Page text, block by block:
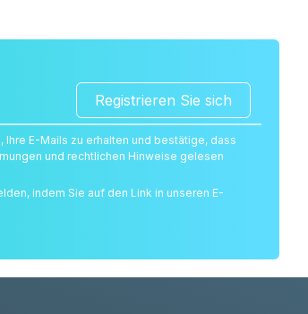
Registrieren Sie sich
Ihre E-Mails zu erhalten und bestätige, dass
und rechtlichen Hinweise gelesen
indem Sie auf den Link in unseren E-